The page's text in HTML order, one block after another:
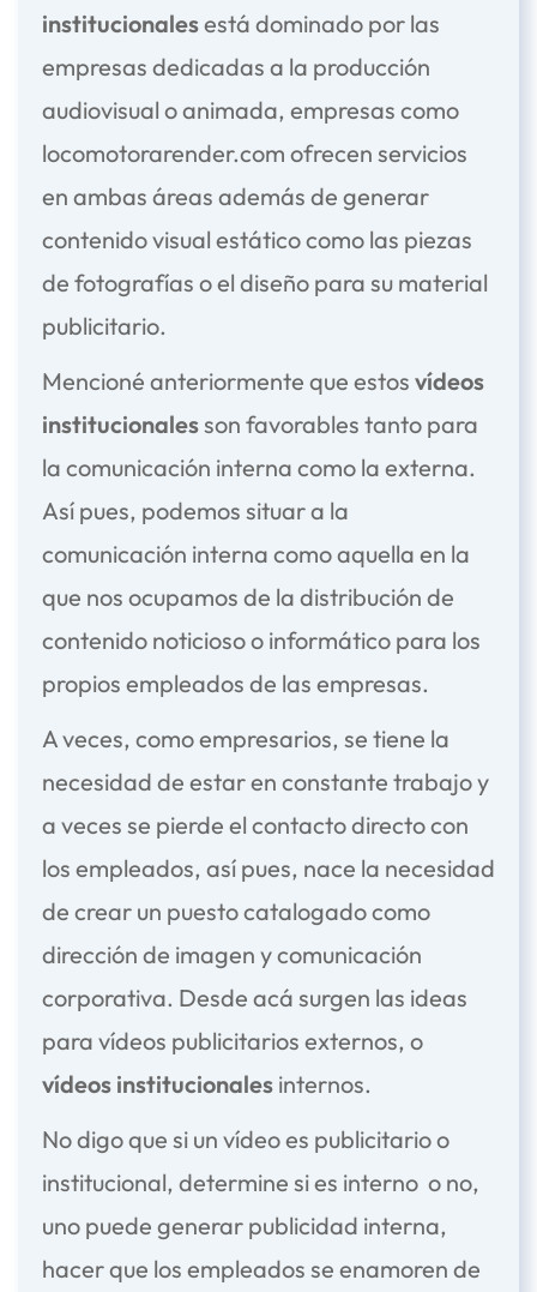
institucionalesestá dominado por las
empresas dedicadas a la producción
audiovisual o animada, empresas como
locomotorarender.com ofrecen servicios
en ambas áreas además de generar
contenido visual estático como las piezas
de fotografías o el diseño para su material
publicitario.
Mencioné anteriormente que estos vídeos
institucionalesson favorables tanto para
la comunicación interna como la externa.
Así pues, podemos situar a la
comunicación interna como aquella en la
que nos ocupamos de la distribución de
contenido noticioso o informático para los
propios empleados de las empresas.
A veces, como empresarios, se tiene la
necesidad de estar en constante trabajo y
a veces se pierde el contacto directo con
los empleados, así pues, nace la necesidad
de crear un puesto catalogado como
dirección de imagen y comunicación
corporativa. Desde acá surgen las ideas
para vídeos publicitarios externos, o
vídeos institucionales internos.
No digo que si un vídeo es publicitario o
institucional, determine si es interno o no,
uno puede generar publicidad interna,
hacer que los empleados se enamoren de